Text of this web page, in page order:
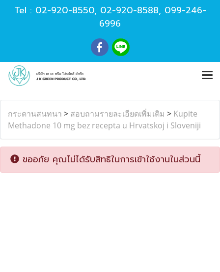
Tel : 02-920-8550, 02-920-8588, 099-246-
6996
กระดานสนทนา > สอบถามรายละเอียดเพิ่มเติม > Kupite
Methadone 10 mg bez recepta u Hrvatskoj i Sloveniji
ขออภัย คุณไม่ได้รับสิทธิในการเข้าใช้งานในส่วนนี้